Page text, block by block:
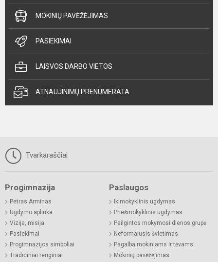
MOKINIŲ PAVĖŽĖJIMAS
PASIEKIMAI
LAISVOS DARBO VIETOS
ATNAUJINIMŲ PRENUMERATA
Tvarkaraščiai
Progimnazija
Petras Arminas
Ugdymo aplinka
Vizija, misija
Pasiekimai
Progimnazijos simboliai
Tradiciniai renginiai
Paslaugos
Ikimokyklinis ugdymas
Priešmokyklinis ugdymas
Pailgintos mokymosi dienos grupė
Neformalusis švietimas
Pagalba mokiniams ir tėvams
Mokinių pavėžėjimas